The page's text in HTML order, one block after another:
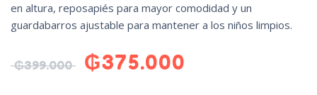
en altura, reposapiés para mayor comodidad y un
guardabarros ajustable para mantener a los niños limpios.
₲399.000 ₲375.000